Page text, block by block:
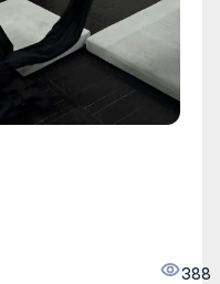
388